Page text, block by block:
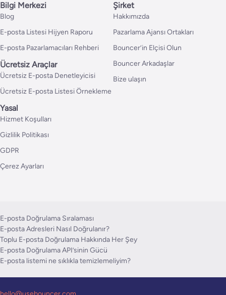
Bilgi Merkezi
Blog
E-posta Listesi Hijyen Raporu
E-posta Pazarlamacıları Rehberi
Ücretsiz Araçlar
Ücretsiz E-posta Denetleyicisi
Ücretsiz E-posta Listesi Örnekleme
Şirket
Hakkımızda
Pazarlama Ajansı Ortakları
Bouncer’in Elçisi Olun
Bouncer Arkadaşlar
Bize ulaşın
Yasal
Hizmet Koşulları
Gizlilik Politikası
GDPR
Çerez Ayarları
E-posta Doğrulama Sıralaması
E-posta Adresleri Nasıl Doğrulanır?
Toplu E-posta Doğrulama Hakkında Her Şey
E-posta Doğrulama API’sinin Gücü
E-posta listemi ne sıklıkla temizlemeliyim?